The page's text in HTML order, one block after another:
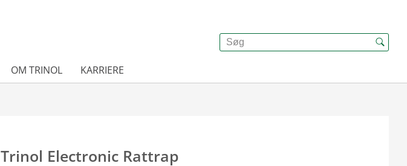
OM TRINOL KARRIERE
Trinol Electronic Rattrap